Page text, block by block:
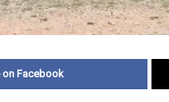
on Facebook